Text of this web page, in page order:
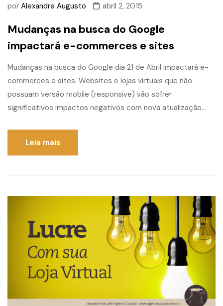
por Alexandre Augusto abril 2, 2015
Mudanças na busca do Google
impactará e-commerces e sites
Mudanças na busca do Google dia 21 de Abril impactará e-
commerces e sites. Websites e lojas virtuais que não
possuam versão mobile (responsive) vão sofrer
significativos impactos negativos com nova atualização...
Leia mais